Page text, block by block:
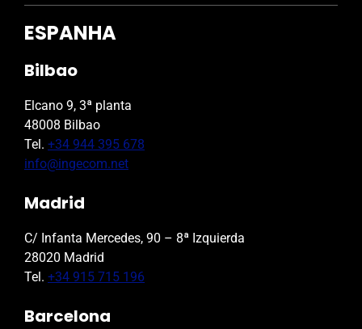
ESPANHA
Bilbao
Elcano 9, 3ª planta
48008 Bilbao
Tel. +34 944 395 678
info@ingecom.net
Madrid
C/ Infanta Mercedes, 90 – 8ª Izquierda
28020 Madrid
Tel. +34 915 715 196
Barcelona